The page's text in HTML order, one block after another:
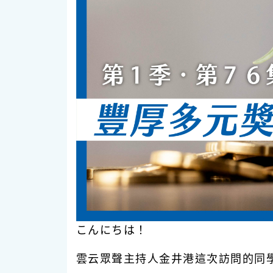
こんにちは！
雲云眾聲主持人金井港這次訪問的